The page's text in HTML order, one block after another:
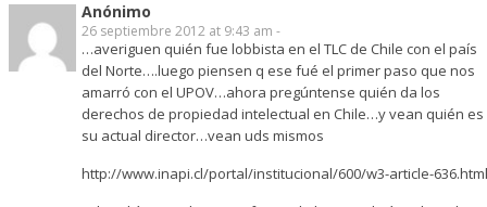
Anónimo
26 septiembre 2012 at 9:43 am -
…averiguen quién fue lobbista en el TLC de Chile con el país
del Norte….luego piensen q ese fué el primer paso que nos
amarró con el UPOV…ahora pregúntense quién da los
derechos de propiedad intelectual en Chile…y vean quién es
su actual director…vean uds mismos
http://www.inapi.cl/portal/institucional/600/w3-article-636.html